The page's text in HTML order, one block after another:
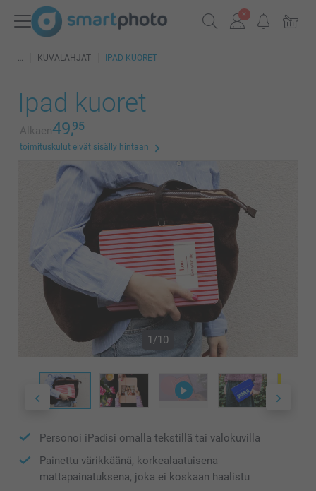
KUVALAHJAT IPAD KUORET
Ipad kuoret
Alkaen49,95
toimituskulut eivät sisälly hintaan
1/10
Personoi iPadisi omalla tekstillä tai valokuvilla
Painettu värikkäänä, korkealaatuisena
mattapainatuksena, joka ei koskaan haalistu